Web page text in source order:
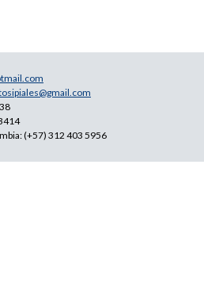
(+57) 312 403 5956